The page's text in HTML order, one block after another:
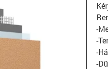
-
-
-
-